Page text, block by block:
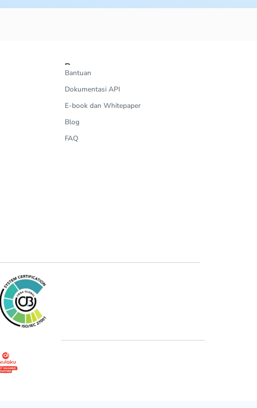
Resources
Bantuan
Dokumentasi API
E-book dan Whitepaper
Blog
FAQ